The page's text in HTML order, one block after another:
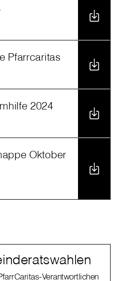
Pfarrcaritas
2024
Oktober
Verantwortlichen